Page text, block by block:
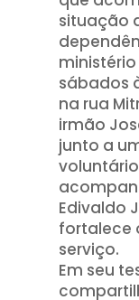
situação
sábados
na rua
irmão
junto a
Edivaldo
fortalece
serviço.
Em seu